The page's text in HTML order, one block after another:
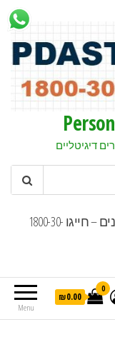
דיגיטליים
מגוון מבצעים למחשבים וסמארטפונים – חייגו 1800-30-
Menu
0
₪0.00